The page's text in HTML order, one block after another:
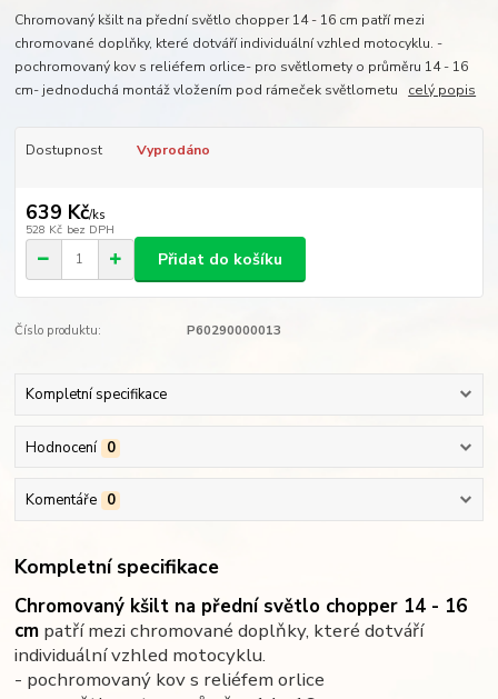
Chromovaný kšilt na přední světlo chopper 14 - 16 cm patří mezi
chromované doplňky, které dotváří individuální vzhled motocyklu. -
pochromovaný kov s reliéfem orlice- pro světlomety o průměru 14 - 16
cm- jednoduchá montáž vložením pod rámeček světlometu celý popis
Dostupnost Vyprodáno
639 Kč/ks
528 Kč bez DPH
Přidat do košíku
Číslo produktu: P60290000013
Kompletní specifikace
Hodnocení 0
Komentáře 0
Kompletní specifikace
Chromovaný kšilt na přední světlo chopper 14 - 16
cm patří mezi chromované doplňky, které dotváří
individuální vzhled motocyklu.
- pochromovaný kov s reliéfem orlice